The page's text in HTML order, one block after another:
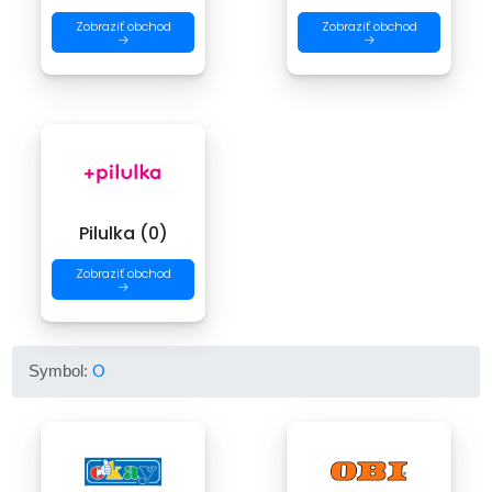
Zobraziť obchod
→
Zobraziť obchod
→
Pilulka (0)
Zobraziť obchod
→
Symbol:O